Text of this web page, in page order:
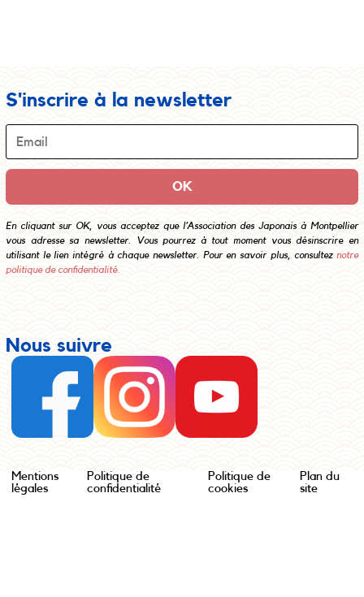
Nous suivre
S'inscrire à la newsletter
En cliquant sur OK, vous acceptez que l’Association des Japonais à Montpellier
vous adresse sa newsletter. Vous pourrez à tout moment vous désinscrire en
utilisant le lien intégré à chaque newsletter. Pour en savoir plus, consultez notre
politique de confidentialité.
Mentions
légales
Politique de
confidentialité
Politique de
cookies
Plan du
site